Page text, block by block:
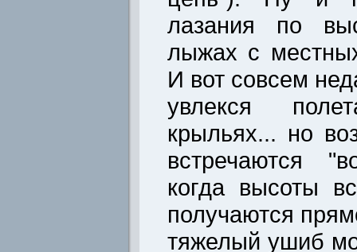
лазания по
лыжах с
И вот совсем
увлекся
крыльях... но
встречаются
когда высоты
получаются
тяжелый ушиб